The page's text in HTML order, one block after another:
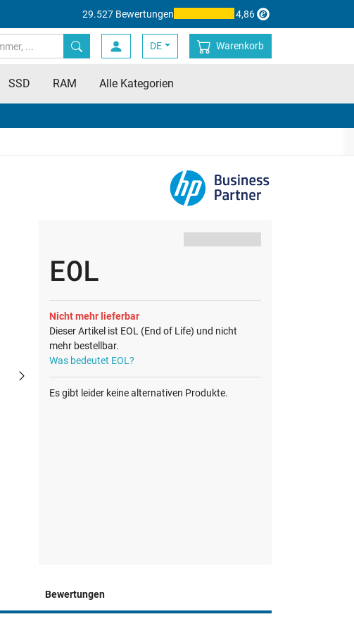
29.527 Bewertungen 4,86
DE Warenkorb
SSD RAM Alle Kategorien
EOL
Nicht mehr lieferbar
Dieser Artikel ist EOL (End of Life) und nicht
mehr bestellbar.
Was bedeutet EOL?
Es gibt leider keine alternativen Produkte.
Bewertungen